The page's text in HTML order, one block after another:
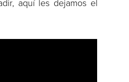
aquí les dejamos el